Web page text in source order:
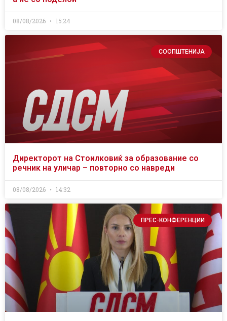
08/08/2026 15:24
СООПШТЕНИЈА
Директорот на Стоилковиќ за образование со
речник на уличар – повторно со навреди
08/08/2026 14:32
ПРЕС-КОНФЕРЕНЦИИ